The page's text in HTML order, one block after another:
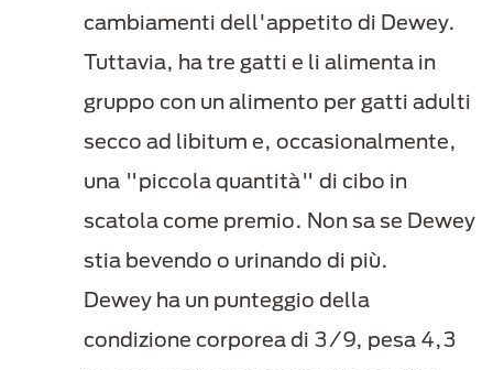
cambiamenti dell'appetito di Dewey.
Tuttavia, ha tre gatti e li alimenta in
gruppo con un alimento per gatti adulti
secco ad libitum e, occasionalmente,
una "piccola quantità" di cibo in
scatola come premio. Non sa se Dewey
stia bevendo o urinando di più.
Dewey ha un punteggio della
condizione corporea di 3/9, pesa 4,3